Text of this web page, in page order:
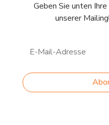
Geben Sie unten
unserer